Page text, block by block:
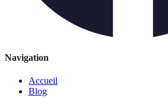
Navigation
Accueil
Blog